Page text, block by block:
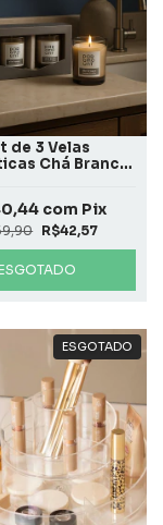
de 3 Velas
Chá Branco
R$42,57
com Pix
ESGOTADO